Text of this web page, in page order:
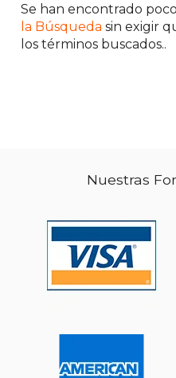
15%
dcto.
$ 10.99
$
Se han encontrado
la Búsqueda sin exigir
los términos buscados..
Nuestras